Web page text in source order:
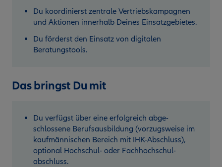
Du koordinierst zentrale Vertriebskampagnen
und Aktionen innerhalb Deines Einsatzgebietes.
Du förderst den Einsatz von digitalen
Beratungstools.
Das bringst Du mit
Du verfügst über eine erfolgreich abge­
schlossene Berufsausbildung (vorzugsweise im
kaufmännischen Bereich mit IHK-Abschluss),
optional Hochschul- oder Fachhochschul­
abschluss.